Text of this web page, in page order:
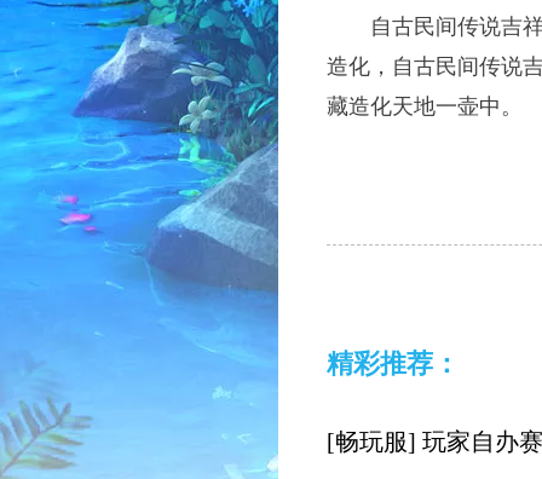
自古民间传说吉祥
造化，自古民间传说
藏造化天地一壶中。
精彩推荐：
[畅玩服] 玩家自办